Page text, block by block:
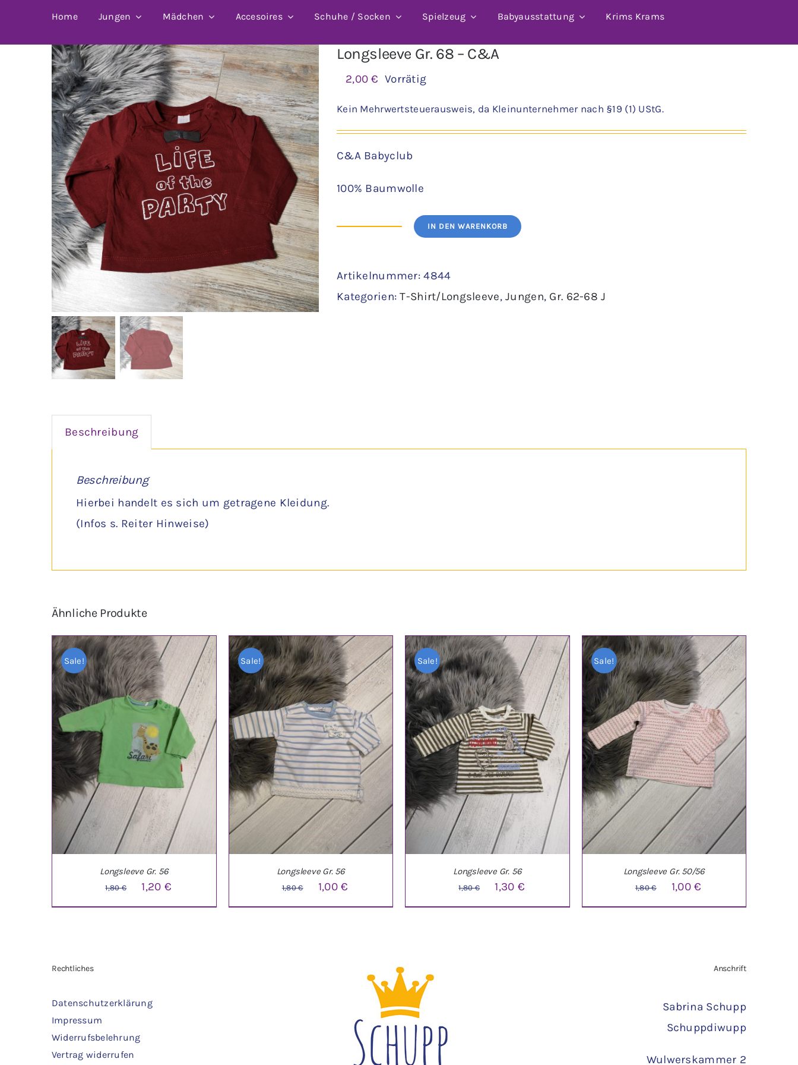
Home Jungen Mädchen Accesoires Schuhe / Socken Spielzeug Babyausstattung Krims Krams
Longsleeve Gr. 68 – C&A
2,00€ Vorrätig
Kein Mehrwertsteuerausweis, da Kleinunternehmer nach §19 (1) UStG.
C&A Babyclub
100% Baumwolle
Longsleeve
68
-
IN DEN WARENKORB
Artikelnummer:4844
Kategorien:T-Shirt/Longsleeve,Jungen, Gr. 62-68 J
Beschreibung
Beschreibung
Hierbei handelt es sich um getragene Kleidung.
(Infos s. Reiter Hinweise)
Ähnliche Produkte
Sale!
IN DEN WARENKORB
Longsleeve Gr. 56
1,80€
Ursprünglicher
Preis
1,20 €
Preis
Sale!
Longsleeve Gr. 56
1,80€
Ursprünglicher
Preis
1,00€
Preis
Sale!
Longsleeve Gr. 56
1,80€
Ursprünglicher
Preis
1,30 €
Preis
Sale!
DETAILS
Longsleeve Gr. 50/56
1,80€
Ursprünglicher
Preis
1,00€
Preis
Rechtliches
Datenschutzerklärung
Impressum
Widerrufsbelehrung
Vertrag widerrufen
Anschrift
Sabrina Schupp
Schuppdiwupp
Wulwerskammer 2